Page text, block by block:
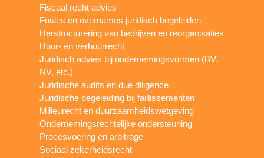
Fiscaal recht advies
Fusies en overnames juridisch begeleiden
Herstructurering van bedrijven en reorganisaties
Huur- en verhuurrecht
Juridisch advies bij ondernemingsvormen (BV,
NV, etc.)
Juridische audits en due diligence
Juridische begeleiding bij faillissementen
Milieurecht en duurzaamheidswetgeving
Ondernemingsrechtelijke ondersteuning
Procesvoering en arbitrage
Sociaal zekerheidsrecht